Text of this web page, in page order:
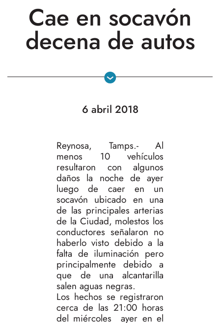
Cae en socavón
decena de autos
6 abril 2018
Reynosa, Tamps.- Al
menos 10 vehículos
resultaron con algunos
daños la noche de ayer
luego de caer en un
socavón ubicado en una
de las principales arterias
de la Ciudad, molestos los
conductores señalaron no
haberlo visto debido a la
falta de iluminación pero
principalmente debido a
que de una alcantarilla
salen aguas negras.
Los hechos se registraron
cerca de las 21:00 horas
del miércoles ayer en el